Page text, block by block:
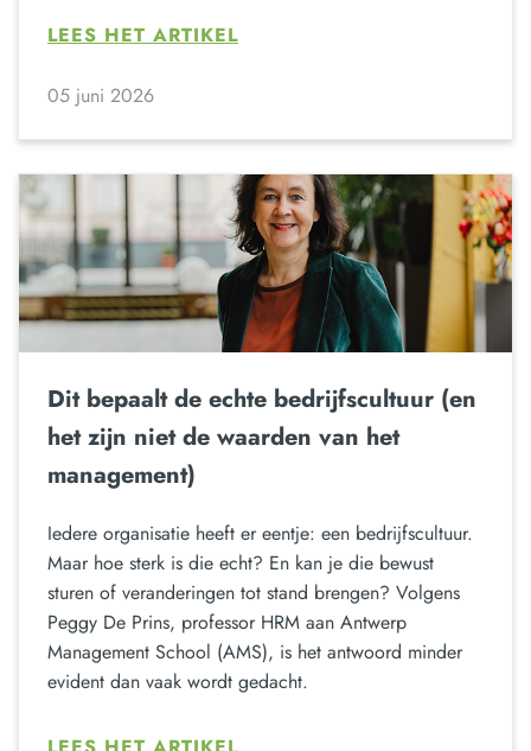
LEES HET ARTIKEL
05 juni 2026
Dit bepaalt de echte bedrijfscultuur (en
het zijn niet de waarden van het
management)
Iedere organisatie heeft er eentje: een bedrijfscultuur.
Maar hoe sterk is die echt? En kan je die bewust
sturen of veranderingen tot stand brengen? Volgens
Peggy De Prins, professor HRM aan Antwerp
Management School (AMS), is het antwoord minder
evident dan vaak wordt gedacht.